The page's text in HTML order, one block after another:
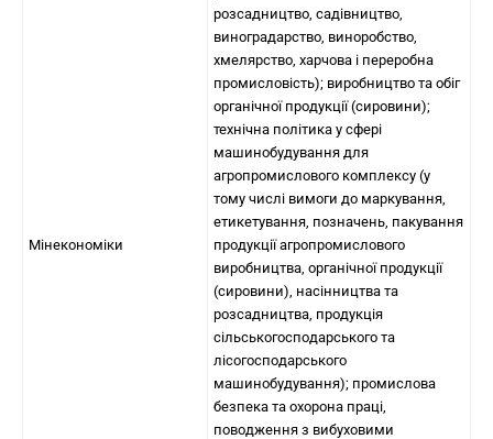
Мінекономіки
розсадництво, садівництво,
виноградарство, виноробство,
хмелярство, харчова і переробна
промисловість); виробництво та обіг
органічної продукції (сировини);
технічна політика у сфері
машинобудування для
агропромислового комплексу (у
тому числі вимоги до маркування,
етикетування, позначень, пакування
продукції агропромислового
виробництва, органічної продукції
(сировини), насінництва та
розсадництва, продукція
сільськогосподарського та
лісогосподарського
машинобудування); промислова
безпека та охорона праці,
поводження з вибуховими